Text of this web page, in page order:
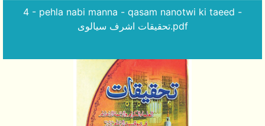
4 - pehla nabi manna - qasam nanotwi ki taeed -
تحقیقات اشرف سیالوی.pdf